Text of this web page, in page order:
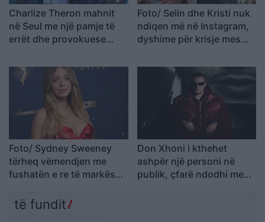
Charlize Theron mahnit
në Seul me një pamje të
errët dhe provokuese
“The Odyssey
Foto/ Selin dhe Kristi nuk
ndiqen më në Instagram,
dyshime për krisje mes
VIP 5 dhe ish-banorit
Foto/ Sydney Sweeney
tërheq vëmendjen me
fushatën e re të markës
Don Xhoni i kthehet
ashpër një personi në
publik, çfarë ndodhi me
të fundit